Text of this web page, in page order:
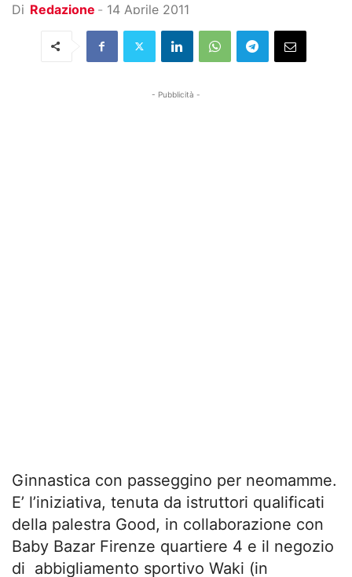
Di Redazione - 14 Aprile 2011
- Pubblicità -
Ginnastica con passeggino per neomamme.
E’ l’iniziativa, tenuta da istruttori qualificati
della palestra Good, in collaborazione con
Baby Bazar Firenze quartiere 4 e il negozio
di abbigliamento sportivo Waki (in